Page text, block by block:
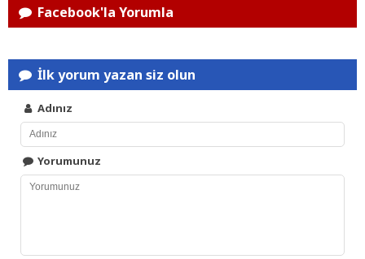
Facebook'la Yorumla
İlk yorum yazan siz olun
Adınız
Yorumunuz